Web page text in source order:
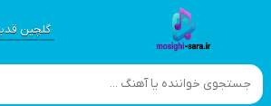
گلچین